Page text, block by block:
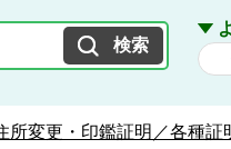
所変更・印鑑証明／各種証